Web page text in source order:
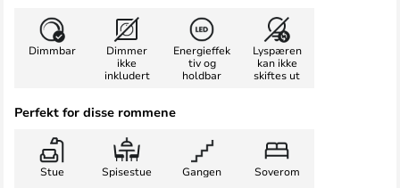
Dimmbar
Dimmer
ikke
inkludert
Energieffek
tiv og
holdbar
Lyspæren
kan ikke
skiftes ut
Perfekt for disse rommene
Stue Spisestue Gangen Soverom